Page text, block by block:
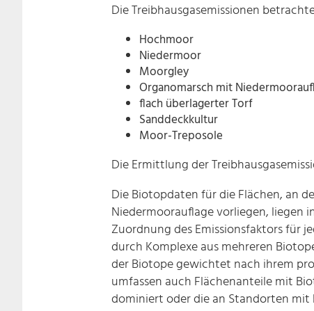
Die Treibhausgasemissionen
Hochmoor
Niedermoor
Moorgley
Organomarsch mit
flach überlagerter Torf
Sanddeckkultur
Moor-Treposole
Die Ermittlung der
Die Biotopdaten für die Flächen, an
Niedermoorauflage vorliegen, liegen
Zuordnung des Emissionsfaktors für
durch Komplexe aus mehreren
der Biotope gewichtet nach ihrem
umfassen auch Flächenanteile mit
dominiert oder die an Standorten